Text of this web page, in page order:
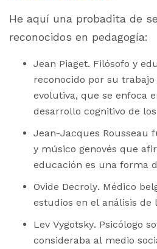
He aquí una probadita de
reconocidos en pedagogía:
Jean Piaget. Filósofo y
reconocido por su
evolutiva, que se enfoca
desarrollo cognitivo de
Jean-Jacques Rousseau
y músico genovés que
educación es una forma
Ovide Decroly. Médico
estudios en el análisis
Lev Vygotsky. Psicólogo
consideraba al medio